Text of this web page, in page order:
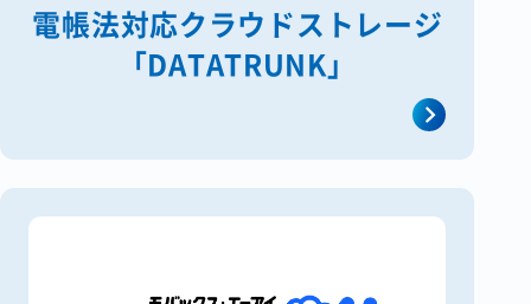
電帳法対応クラウドストレージ
「DATATRUNK」